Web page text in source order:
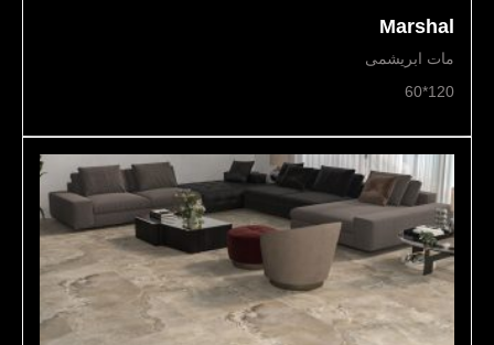
Marshal
مات ابریشمی
120*60